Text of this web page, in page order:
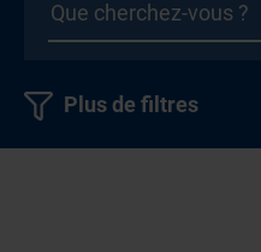
Plus de filtres